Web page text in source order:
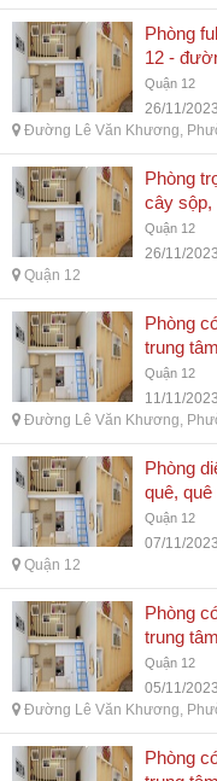
Phòng
12 -
quận 12,
Quận 12
26/11/2023
Đường Lê Văn Khương,
Phòng
cây sộp,
Quận 12
26/11/2023
Quận 12
Phòng
trung
lê văn
chí minh
Quận 12
11/11/2023
Đường Lê Văn Khương,
Phòng
quê,
Quận 12
07/11/2023
Quận 12
Phòng
trung
lê văn
chí minh
Quận 12
05/11/2023
Đường Lê Văn Khương,
Phòng